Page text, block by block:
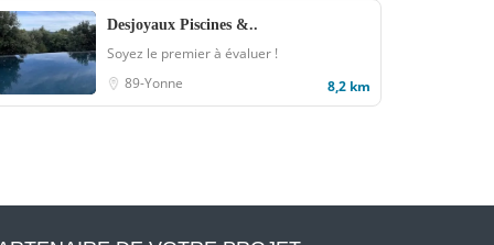
Desjoyaux Piscines &..
Soyez le premier à évaluer !
89-Yonne
8,2 km